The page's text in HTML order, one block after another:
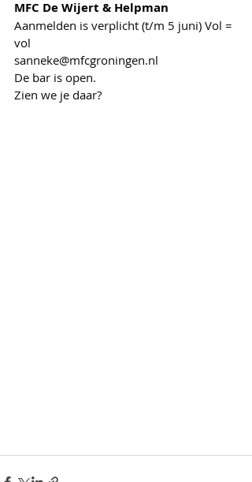
MFC De Wijert & Helpman
Aanmelden is verplicht (t/m 5 juni) Vol =
vol
sanneke@mfcgroningen.nl
De bar is open.
Zien we je daar?